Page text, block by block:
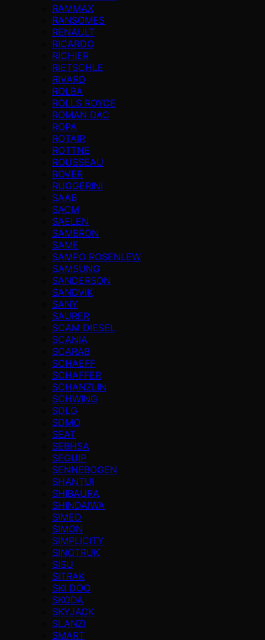
RAMMAX
RANSOMES
RENAULT
RICARDO
RICHIER
RIETSCHLE
RIVARD
ROLBA
ROLLS ROYCE
ROMAN DAC
ROPA
ROTAIR
ROTTNE
ROUSSEAU
ROVER
RUGGERINI
SAAB
SACM
SAELEN
SAMBRON
SAME
SAMPO ROSENLEW
SAMSUNG
SANDERSON
SANDVIK
SANY
SAURER
SCAM DIESEL
SCANIA
SCARAB
SCHAEFF
SCHAFFER
SCHANZLIN
SCHWING
SDLG
SDMO
SEAT
SEBHSA
SEGUIP
SENNEBOGEN
SHANTUI
SHIBAURA
SHINDAIWA
SIMED
SIMON
SIMPLICITY
SINOTRUK
SISU
SITRAK
SKI DOO
SKODA
SKYJACK
SLANZI
SMART